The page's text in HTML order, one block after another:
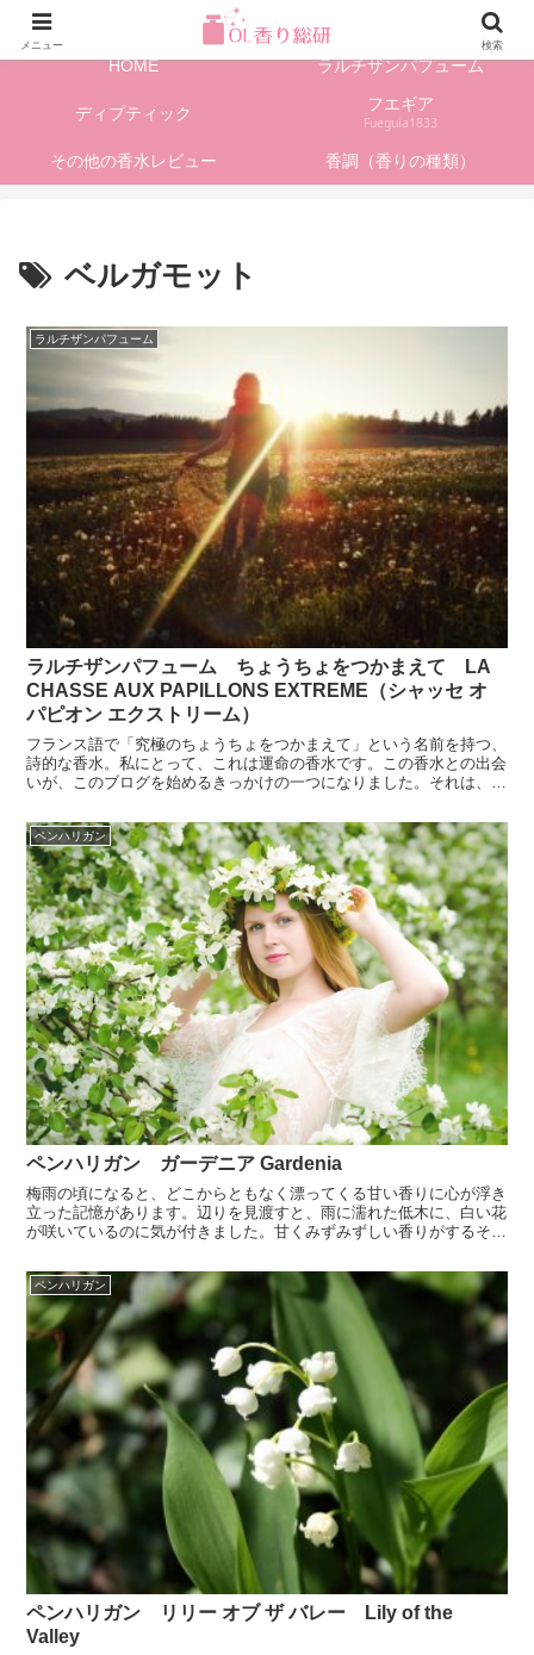
フレグランス情報、香水レビューサイト
HOME ラルチザンパフューム
ディプティック フエギア
Fueguia1833
その他の香水レビュー 香調（香りの種類）
ベルガモット
ラルチザンパフューム
ラルチザンパフューム ちょうちょをつかまえて LA
CHASSE AUX PAPILLONS EXTREME（シャッセ オ
パピオン エクストリーム）
フランス語で「究極のちょうちょをつかまえて」という名前を持つ、
詩的な香水。私にとって、これは運命の香水です。この香水との出会
いが、このブログを始めるきっかけの一つになりました。それは、私
ペンハリガン
ペンハリガン ガーデニア Gardenia
梅雨の頃になると、どこからともなく漂ってくる甘い香りに心が浮き
立った記憶があります。辺りを見渡すと、雨に濡れた低木に、白い花
が咲いているのに気が付きました。甘くみずみずしい香りがするその
ペンハリガン
ペンハリガン リリー オブ ザ バレー Lily of the
Valley
メニュー 検索